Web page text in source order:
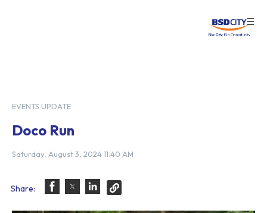
☰
EVENTS UPDATE
Doco Run
Saturday, August 3, 2024 11:40 AM
Share: